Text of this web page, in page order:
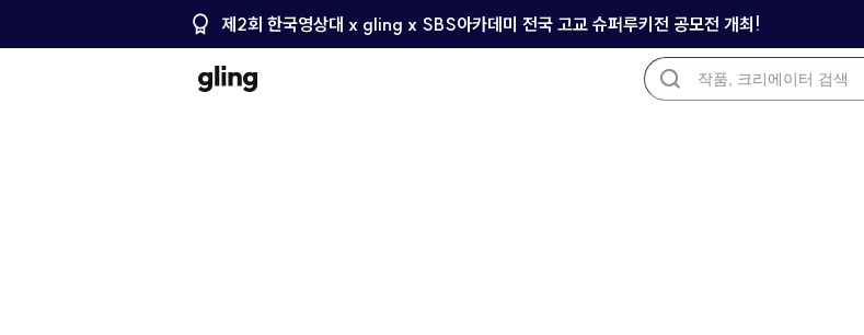
제2회 한국영상대 x gling x SBS아카데미 전국 고교 슈퍼루키전 공모전 개최!